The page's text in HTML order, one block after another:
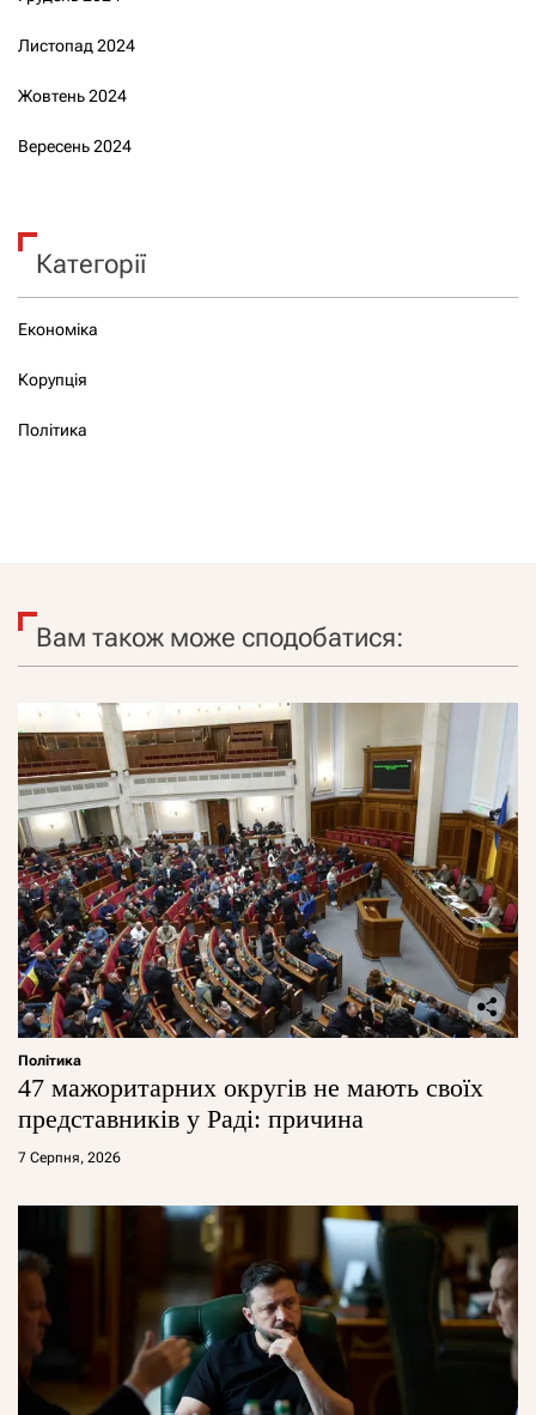
Листопад 2024
Жовтень 2024
Вересень 2024
Категорії
Економіка
Корупція
Політика
Вам також може сподобатися:
Політика
47 мажоритарних округів не мають своїх
представників у Раді: причина
7 Серпня, 2026